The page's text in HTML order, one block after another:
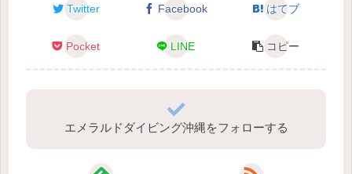
Twitter Facebook はてブ
Pocket LINE コピー
エメラルドダイビング沖縄をフォローする